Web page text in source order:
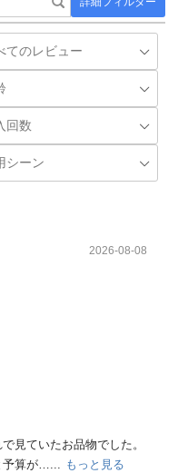
2026-08-08
見ていたお品物でした。
予算が…... もっと見る